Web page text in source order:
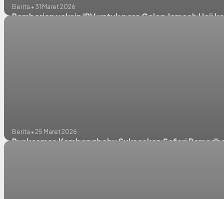
Berita • 31 Maret 2026
Pemberian vaksin IPV untuk para Calon Jemaah Haji
Berita • 25 Maret 2026
Puskesmas Kembangbahu Sukseskan Safari